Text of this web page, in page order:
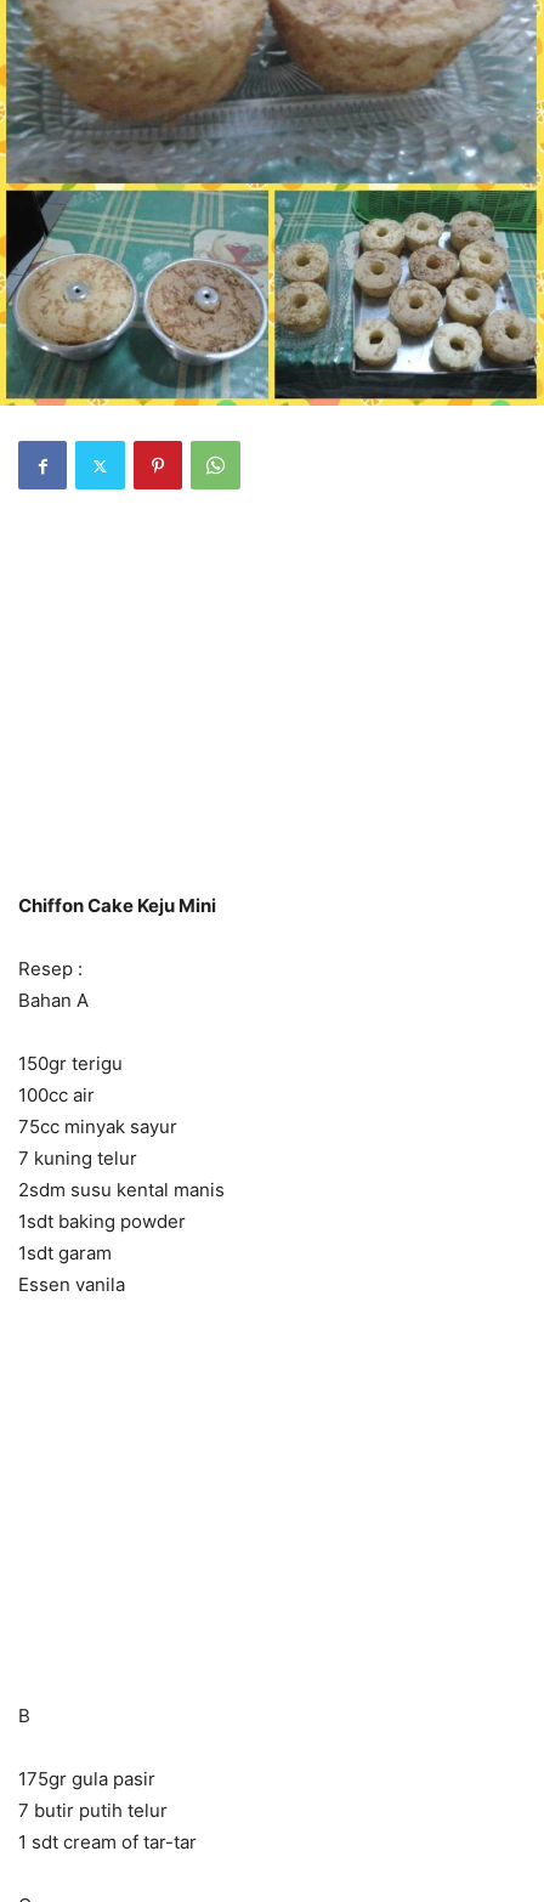
Chiffon Cake Keju Mini
Resep :
Bahan A
150gr terigu
100cc air
75cc minyak sayur
7 kuning telur
2sdm susu kental manis
1sdt baking powder
1sdt garam
Essen vanila
B
175gr gula pasir
7 butir putih telur
1 sdt cream of tar-tar